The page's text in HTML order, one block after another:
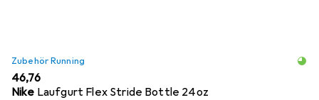
Zubehör Running
EUR
46,76
Nike Laufgurt Flex Stride Bottle 24oz